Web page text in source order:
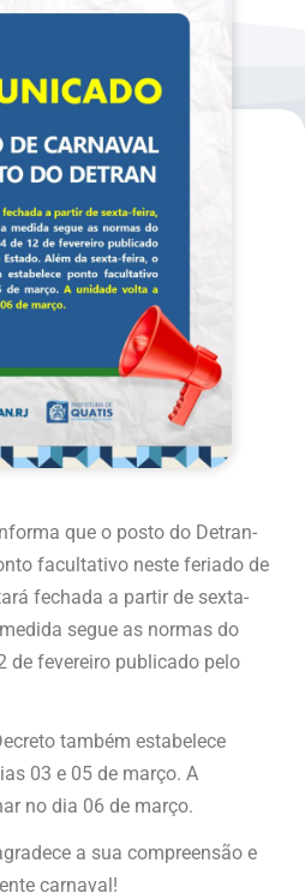
que o posto do Detran-
facultativo neste feriado de
fechada a partir de sexta-
segue as normas do
de fevereiro publicado pelo
também estabelece
03 e 05 de março. A
no dia 06 de março.
a sua compreensão e
carnaval!